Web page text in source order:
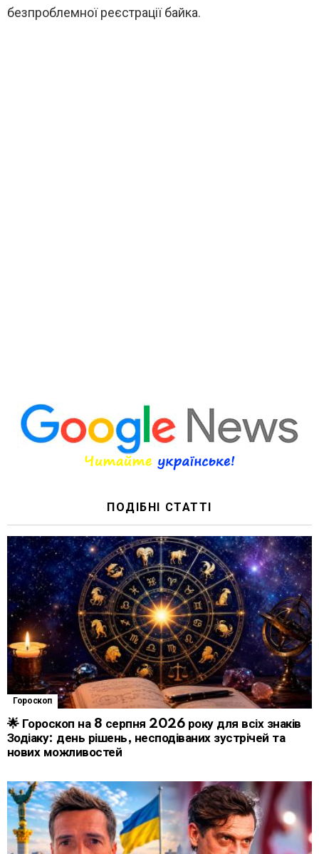
безпроблемної реєстрації байка.
ПОДІБНІ СТАТТІ
Гороскоп
🌟 Гороскоп на 8 серпня 2026 року для всіх знаків
Зодіаку: день рішень, несподіваних зустрічей та
нових можливостей